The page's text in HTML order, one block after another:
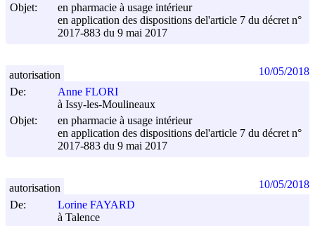
Objet:
en pharmacie à usage intérieur
en application des dispositions del'article 7 du décret n°
2017-883 du 9 mai 2017
De:
Anne FLORI
à Issy-les-Moulineaux
Objet:
en pharmacie à usage intérieur
en application des dispositions del'article 7 du décret n°
2017-883 du 9 mai 2017
autorisation 10/05/2018
De:
Lorine FAYARD
à Talence
autorisation 10/05/2018